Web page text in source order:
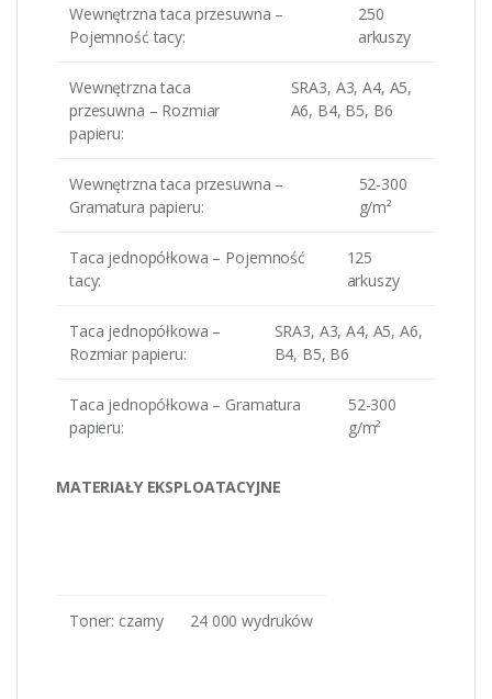
Wewnętrzna taca przesuwna –
Pojemność tacy:
250
arkuszy
Wewnętrzna taca
przesuwna – Rozmiar
papieru:
SRA3, A3, A4, A5,
A6, B4, B5, B6
Wewnętrzna taca przesuwna –
Gramatura papieru:
52-300
g/m²
Taca jednopółkowa – Pojemność
tacy:
125
arkuszy
Taca jednopółkowa –
Rozmiar papieru:
SRA3, A3, A4, A5, A6,
B4, B5, B6
Taca jednopółkowa – Gramatura
papieru:
52-300
g/m²
MATERIAŁY EKSPLOATACYJNE
Toner: czarny 24 000 wydruków